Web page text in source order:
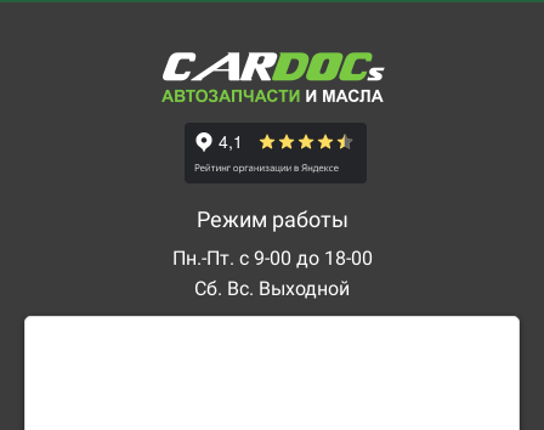
Режим работы
Пн.-Пт. с 9-00 до 18-00
Сб. Вс. Выходной